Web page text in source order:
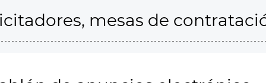
mesas de